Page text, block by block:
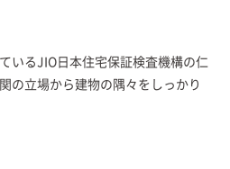
いるJIO日本住宅保証検査機構の仁
の立場から建物の隅々をしっかり